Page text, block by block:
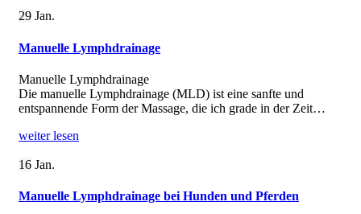
29 Jan.
Manuelle Lymphdrainage
Manuelle Lymphdrainage
Die manuelle Lymphdrainage (MLD) ist eine sanfte und
entspannende Form der Massage, die ich grade in der Zeit…
weiter lesen
16 Jan.
Manuelle Lymphdrainage bei Hunden und Pferden